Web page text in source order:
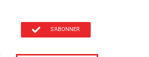
S'ABONNER